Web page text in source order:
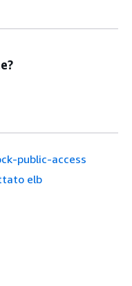
public-access
elb